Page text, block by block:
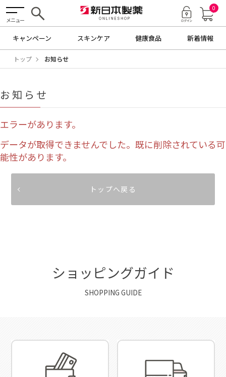
メニュー
0
キャンペーン スキンケア 健康食品 新着情報
トップ お知らせ
お知らせ
エラーがあります。
データが取得できませんでした。既に削除されている可
能性があります。
トップへ戻る
ショッピングガイド
SHOPPING GUIDE